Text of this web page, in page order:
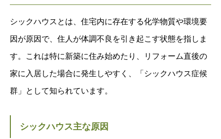
シックハウスとは、住宅内に存在する化学物質や環境要
因が原因で、住人が体調不良を引き起こす状態を指しま
す。これは特に新築に住み始めたり、リフォーム直後の
家に入居した場合に発生しやすく、「シックハウス症候
群」として知られています。
シックハウス主な原因